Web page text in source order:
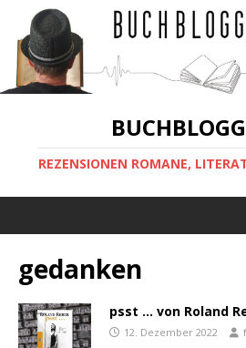
REZENSIONEN ROMANE,
gedanken
psst … von Roland
12. Dezember 2022